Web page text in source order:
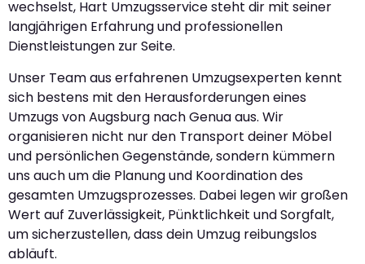
wechselst, Hart Umzugsservice steht dir mit seiner
langjährigen Erfahrung und professionellen
Dienstleistungen zur Seite.
Unser Team aus erfahrenen Umzugsexperten kennt
sich bestens mit den Herausforderungen eines
Umzugs von Augsburg nach Genua aus. Wir
organisieren nicht nur den Transport deiner Möbel
und persönlichen Gegenstände, sondern kümmern
uns auch um die Planung und Koordination des
gesamten Umzugsprozesses. Dabei legen wir großen
Wert auf Zuverlässigkeit, Pünktlichkeit und Sorgfalt,
um sicherzustellen, dass dein Umzug reibungslos
abläuft.